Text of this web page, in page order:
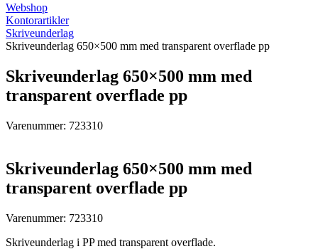
Webshop
Kontorartikler
Skriveunderlag
Skriveunderlag 650×500 mm med transparent overflade pp
Skriveunderlag 650×500 mm med
transparent overflade pp
Varenummer: 723310
Skriveunderlag 650×500 mm med
transparent overflade pp
Varenummer: 723310
Skriveunderlag i PP med transparent overflade.